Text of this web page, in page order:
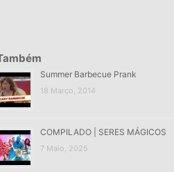
Summer Barbecue Prank
18 Março, 2014
COMPILADO | SERES MÁGICOS
7 Maio, 2025